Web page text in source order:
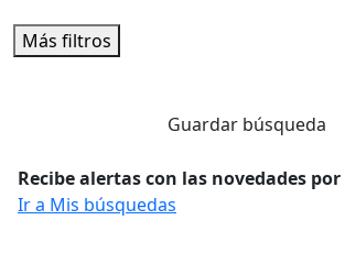
Más filtros
Guardar búsqueda
Recibe alertas con las novedades
Ir a Mis búsquedas